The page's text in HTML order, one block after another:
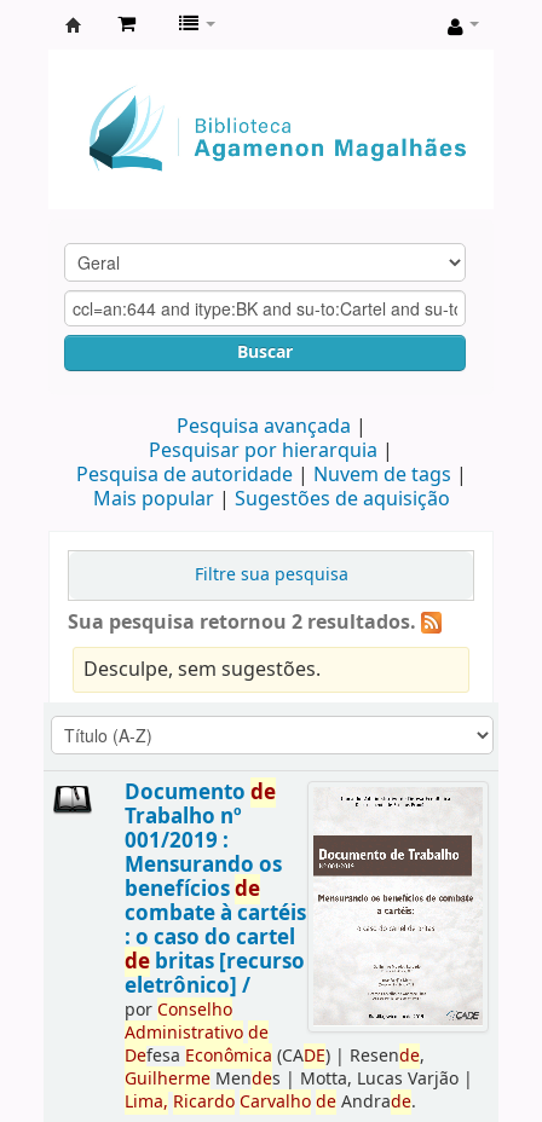
Agamenon
Magalhães
Buscar
Pesquisa avançada
Pesquisar por hierarquia
Pesquisa de autoridade
Nuvem de tags
Mais popular
Sugestões de aquisição
Filtre sua pesquisa
Sua pesquisa retornou 2 resultados.
Desculpe, sem sugestões.
Documento de
Trabalho nº
001/2019 :
Mensurando os
benefíciosde
combate à cartéis
: o caso do cartel
debritas [recurso
eletrônico] /
porConselho
Administrativo de
Defesa Econômica (CADE)| Resende,
GuilhermeMendes | Motta, Lucas Varjão|
Lima, Ricardo Carvalho deAndrade.